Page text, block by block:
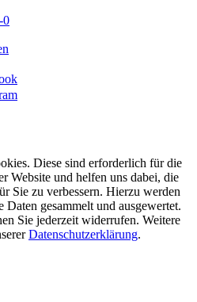
0
Diese sind erforderlich für die
Website und helfen uns dabei, die
Sie zu verbessern. Hierzu werden
gesammelt und ausgewertet.
Sie jederzeit widerrufen. Weitere
Datenschutzerklärung.